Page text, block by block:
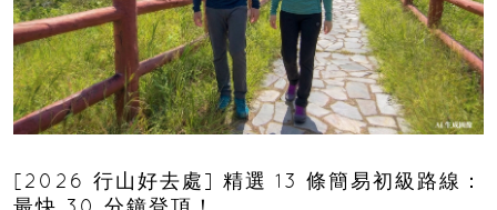
[2026 行山好去處] 精選 13 條簡易初級路線：